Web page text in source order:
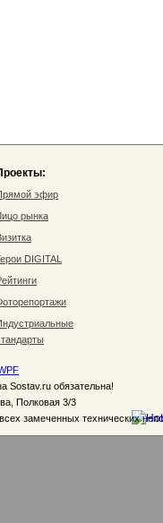
эфир
рынка
DIGITAL
Sostav.ru обязательна!
Полковая 3/3
замеченных технических